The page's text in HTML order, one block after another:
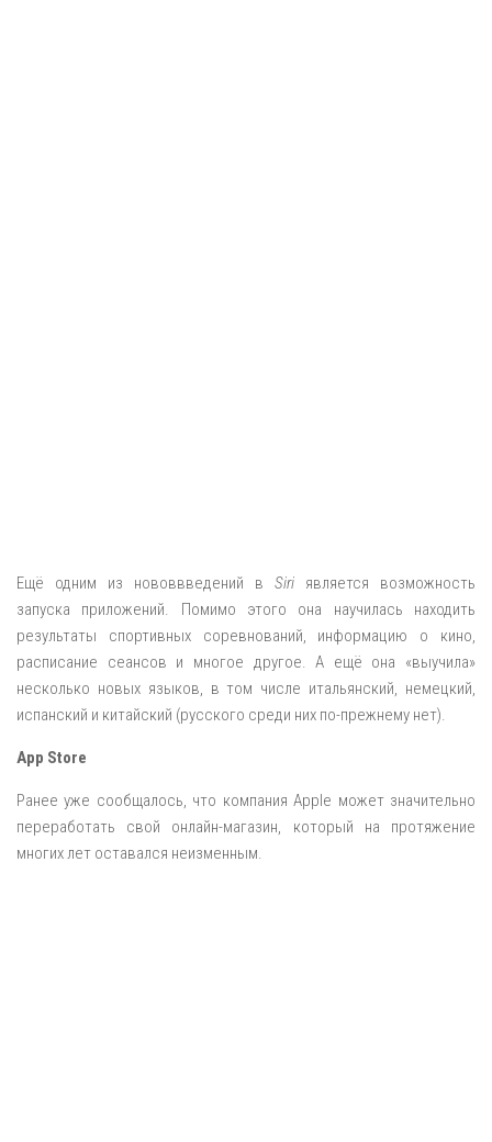
Ещё одним из нововвведений в Siri является возможность
запуска приложений. Помимо этого она научилась находить
результаты спортивных соревнований, информацию о кино,
расписание сеансов и многое другое. А ещё она «выучила»
несколько новых языков, в том числе итальянский, немецкий,
испанский и китайский (русского среди них по-прежнему нет).
App Store
Ранее уже сообщалось, что компания Apple может значительно
переработать свой онлайн-магазин, который на протяжение
многих лет оставался неизменным.